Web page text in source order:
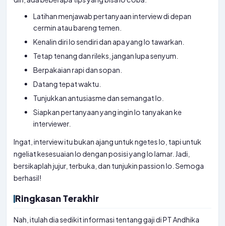
Latihan menjawab pertanyaan interview di depan
cermin atau bareng temen.
Kenalin diri lo sendiri dan apa yang lo tawarkan.
Tetap tenang dan rileks, jangan lupa senyum.
Berpakaian rapi dan sopan.
Datang tepat waktu.
Tunjukkan antusiasme dan semangat lo.
Siapkan pertanyaan yang ingin lo tanyakan ke
interviewer.
Ingat, interview itu bukan ajang untuk ngetes lo, tapi untuk
ngeliat kesesuaian lo dengan posisi yang lo lamar. Jadi,
bersikaplah jujur, terbuka, dan tunjukin passion lo. Semoga
berhasil!
Ringkasan Terakhir
Nah, itulah dia sedikit informasi tentang gaji di PT Andhika